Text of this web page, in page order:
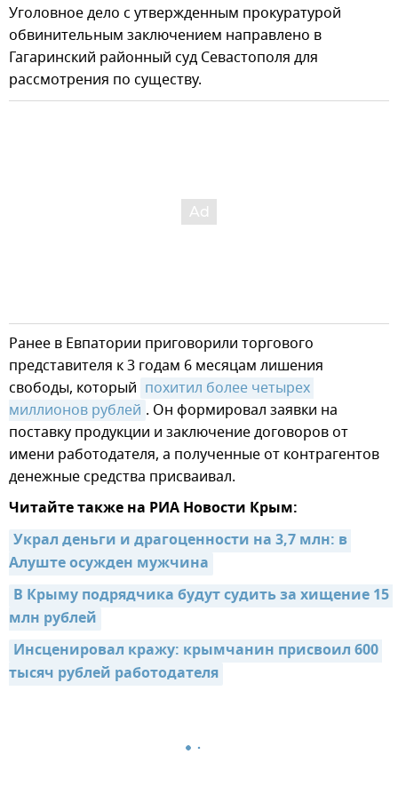
Уголовное дело с утвержденным прокуратурой
обвинительным заключением направлено в
Гагаринский районный суд Севастополя для
рассмотрения по существу.
Ранее в Евпатории приговорили торгового
представителя к 3 годам 6 месяцам лишения
свободы, который похитил более четырех
миллионов рублей . Он формировал заявки на
поставку продукции и заключение договоров от
имени работодателя, а полученные от контрагентов
денежные средства присваивал.
Читайте также на РИА Новости Крым:
Украл деньги и драгоценности на 3,7 млн: в
Алуште осужден мужчина
В Крыму подрядчика будут судить за хищение 15
млн рублей
Инсценировал кражу: крымчанин присвоил 600
тысяч рублей работодателя